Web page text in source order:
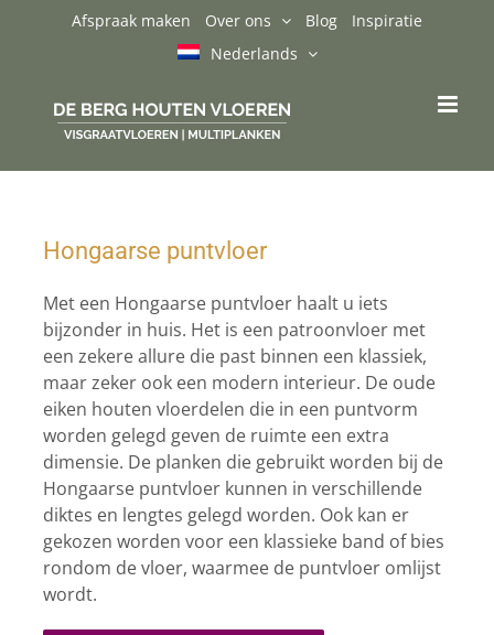
Afspraak maken Over ons Blog
Inspiratie
Nederlands
Amsterdam
Hongaarse puntvloer
Met een Hongaarse puntvloer haalt u iets
bijzonder in huis. Het is een patroonvloer met
een zekere allure die past binnen een klassiek,
maar zeker ook een modern interieur. De oude
eiken houten vloerdelen die in een puntvorm
worden gelegd geven de ruimte een extra
dimensie. De planken die gebruikt worden bij de
Hongaarse puntvloer kunnen in verschillende
diktes en lengtes gelegd worden. Ook kan er
gekozen worden voor een klassieke band of bies
rondom de vloer, waarmee de puntvloer omlijst
wordt.